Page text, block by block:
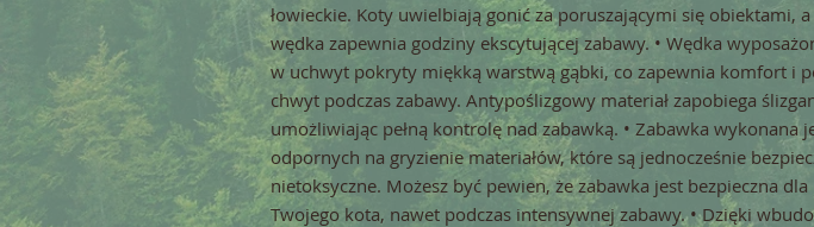
łowieckie. Koty uwielbiają gonić za poruszającymi się obiektami, a
wędka zapewnia godziny ekscytującej zabawy. • Wędka
w uchwyt pokryty miękką warstwą gąbki, co zapewnia komfort i
chwyt podczas zabawy. Antypoślizgowy materiał zapobiega
umożliwiając pełną kontrolę nad zabawką. • Zabawka wykonana
odpornych na gryzienie materiałów, które są jednocześnie
nietoksyczne. Możesz być pewien, że zabawka jest bezpieczna dla
Twojego kota, nawet podczas intensywnej zabawy. • Dzięki